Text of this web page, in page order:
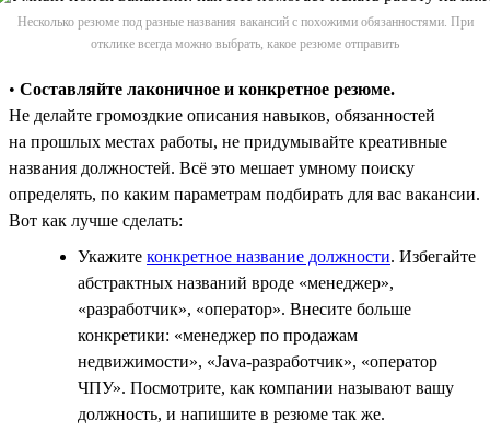
Несколько резюме под разные названия вакансий с похожими обязанностями. При
отклике всегда можно выбрать, какое резюме отправить
• Составляйте лаконичное и конкретное резюме.
Не делайте громоздкие описания навыков, обязанностей
на прошлых местах работы, не придумывайте креативные
названия должностей. Всё это мешает умному поиску
определять, по каким параметрам подбирать для вас вакансии.
Вот как лучше сделать:
Укажите конкретное название должности. Избегайте
абстрактных названий вроде «менеджер»,
«разработчик», «оператор». Внесите больше
конкретики: «менеджер по продажам
недвижимости», «Java-разработчик», «оператор
ЧПУ». Посмотрите, как компании называют вашу
должность, и напишите в резюме так же.